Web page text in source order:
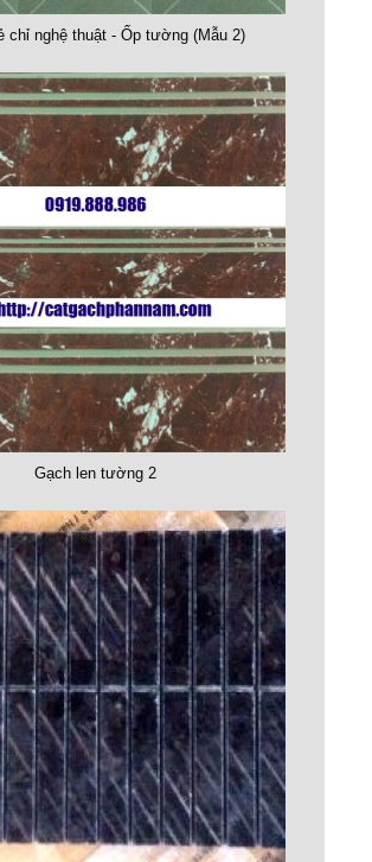
chỉ nghệ thuật - Ốp tường (Mẫu 2)
Gạch len tường 2